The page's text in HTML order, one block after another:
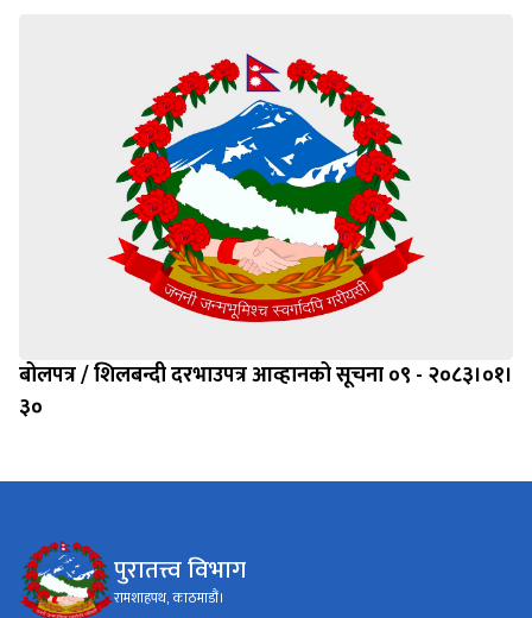
बोलपत्र / शिलबन्दी दरभाउपत्र आव्हानको सूचना ०९ - २०८३।०१।
३०
पुरातत्त्व विभाग
रामशाहपथ, काठमाडौं।